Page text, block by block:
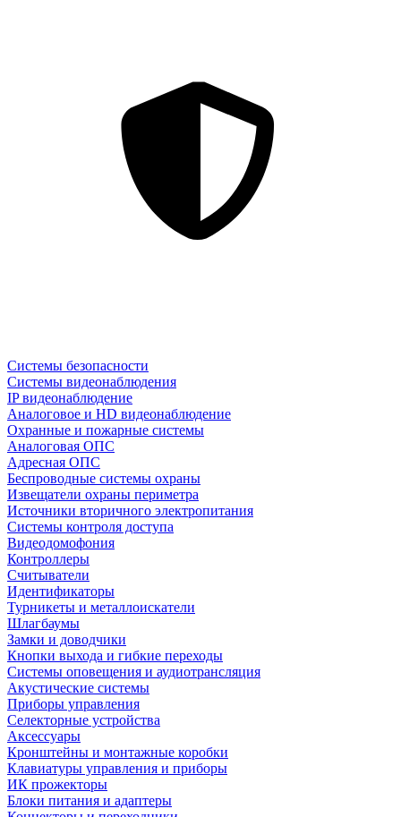
Системы безопасности
Системы видеонаблюдения
IP видеонаблюдение
Аналоговое и HD видеонаблюдение
Охранные и пожарные системы
Аналоговая ОПС
Адресная ОПС
Беспроводные системы охраны
Извещатели охраны периметра
Источники вторичного электропитания
Системы контроля доступа
Видеодомофония
Контроллеры
Считыватели
Идентификаторы
Турникеты и металлоискатели
Шлагбаумы
Замки и доводчики
Кнопки выхода и гибкие переходы
Системы оповещения и аудиотрансляция
Акустические системы
Приборы управления
Селекторные устройства
Аксессуары
Кронштейны и монтажные коробки
Клавиатуры управления и приборы
ИК прожекторы
Блоки питания и адаптеры